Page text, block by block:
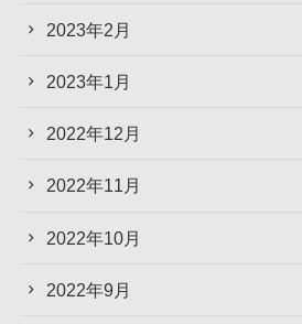
2023年2月
2023年1月
2022年12月
2022年11月
2022年10月
2022年9月